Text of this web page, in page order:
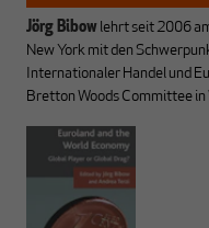
Jörg Bibow lehrt seit 2006
New York mit den
Internationaler Handel und
Bretton Woods Committee in